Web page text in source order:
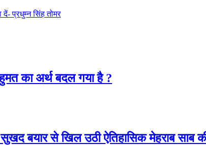
दें- प्रधुम्न सिंह तोमर
का अर्थ बदल गया है ?
बयार से खिल उठी ऐतिहासिक मेहराब साब